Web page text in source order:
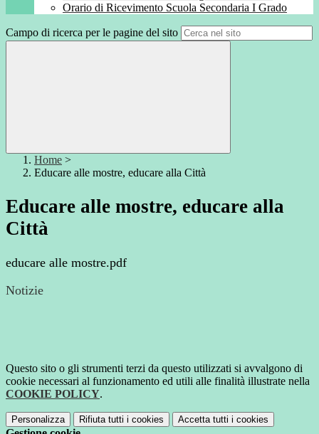
Orario di Ricevimento Scuola Secondaria I Grado
Campo di ricerca per le pagine del sito
Home >
Educare alle mostre, educare alla Città
Educare alle mostre, educare alla
Città
educare alle mostre.pdf
Notizie
Questo sito o gli strumenti terzi da questo utilizzati si avvalgono di
cookie necessari al funzionamento ed utili alle finalità illustrate nella
COOKIE POLICY.
Personalizza Rifiuta tutti i cookies Accetta tutti i cookies